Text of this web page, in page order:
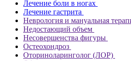
Лечение боли в ногах
Лечение гастрита
Неврология и мануальная
Недостающий объем
Несовершенства фигуры
Остеохондроз
Оториноларинголог (ЛОР)